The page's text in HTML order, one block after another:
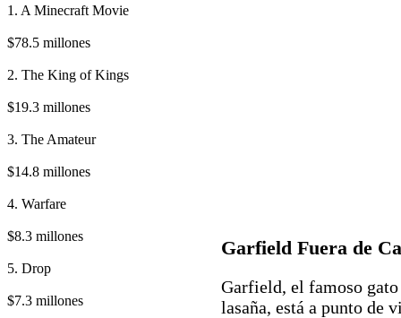
1. A Minecraft Movie
$78.5 millones
2. The King of Kings
$19.3 millones
3. The Amateur
$14.8 millones
4. Warfare
$8.3 millones
5. Drop
$7.3 millones
Garfield Fuera de
Garfield, el famoso
lasaña, está a punto de